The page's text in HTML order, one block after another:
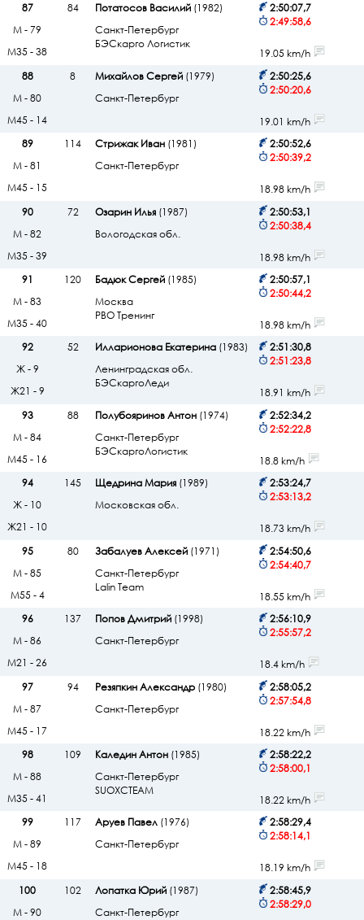
87
84 Потатосов Василий(1982)
Санкт-Петербург
БЭСкарго Логистик
2:50:07,7
2:49:58,6
М - 79
М35 - 38
19.05 km/h
88
8 Михайлов Сергей(1979)
Санкт-Петербург
2:50:25,6
2:50:20,6
М - 80
М45 - 14
19.01 km/h
89
114 Стрижак Иван(1981)
Санкт-Петербург
2:50:52,6
2:50:39,2
М - 81
М45 - 15
18.98 km/h
90
72 Озарин Илья(1987)
Вологодская обл.
2:50:53,1
2:50:38,4
М - 82
М35 - 39
18.98 km/h
91
120 Бадюк Сергей(1985)
Москва
РВО Тренинг
2:50:57,1
2:50:44,2
М - 83
М35 - 40
18.98 km/h
92
52 Илларионова Екатерина(1983)
Ленинградская обл.
БЭСкаргоЛеди
2:51:30,8
2:51:23,8
Ж - 9
Ж21 - 9
18.91 km/h
93
88 Полубояринов Антон(1974)
Санкт-Петербург
БЭСкаргоЛогистик
2:52:34,2
2:52:22,8
М - 84
М45 - 16
18.8 km/h
94
145 Щедрина Мария(1989)
Московская обл.
2:53:24,7
2:53:13,2
Ж - 10
Ж21 - 10
18.73 km/h
95
80 Забалуев Алексей(1971)
Санкт-Петербург
Lalin Team
2:54:50,6
2:54:40,7
М - 85
М55 - 4
18.55 km/h
96
137 Попов Дмитрий(1998)
Санкт-Петербург
2:56:10,9
2:55:57,2
М - 86
М21 - 26
18.4 km/h
97
94 Резяпкин Александр(1980)
Санкт-Петербург
2:58:05,2
2:57:54,8
М - 87
М45 - 17
18.22 km/h
98
109 Каледин Антон(1985)
Санкт-Петербург
SUOXCTEAM
2:58:22,2
2:58:00,1
М - 88
М35 - 41
18.22 km/h
99
117 Аруев Павел(1976)
Санкт-Петербург
2:58:29,4
2:58:14,1
М - 89
М45 - 18
18.19 km/h
100
102 Лопатка Юрий(1987)
Санкт-Петербург
2:58:45,9
2:58:29,0
М - 90